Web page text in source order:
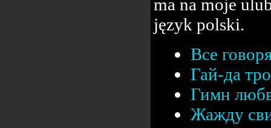
ma na moje
język polski.
Все
Гай-да
Гимн
Жажду